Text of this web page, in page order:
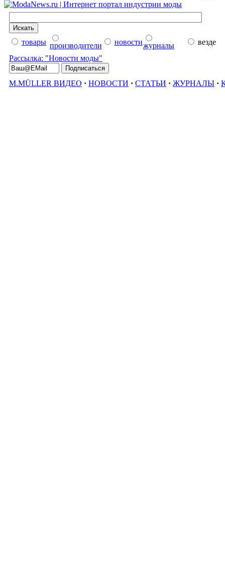
товары производители новостижурналы
везде
Рассылка: "Новости моды"
M.MÜLLER ВИДЕО · НОВОСТИ · СТАТЬИ · ЖУРНАЛЫ ·